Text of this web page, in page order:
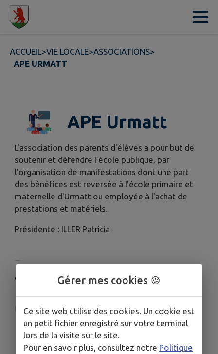
Contenu
ACCUEIL>VIE LOCALE>ASSOCIATIONS>
APE URMATT
APE Urmatt
L'association des parents d'élèves a pour but de
soutenir et défendre l'école publique, par
l'organisation de manifestations dont une part
des bénéfices est reversée à l'école primaire et
maternelle d'Urmatt ou employée à l'achat de
prestations et matériels.
Présidente : ILLER Patricia
COORDONNÉES
apeurmatt@gmail.com
06 30 25 68 45
Gérer mes cookies 🍪
Ce site web utilise des cookies. Un cookie est
un petit fichier enregistré sur votre terminal
lors de la visite sur le site.
Pour en savoir plus, consultez notre Politique